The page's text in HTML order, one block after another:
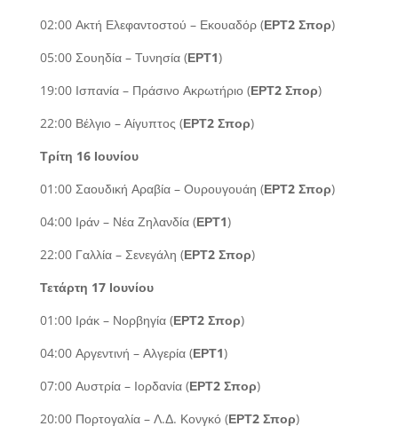
02:00 Ακτή Ελεφαντοστού – Εκουαδόρ (ΕΡΤ2 Σπορ)
05:00 Σουηδία – Τυνησία (ΕΡΤ1)
19:00 Ισπανία – Πράσινο Ακρωτήριο (ΕΡΤ2 Σπορ)
22:00 Βέλγιο – Αίγυπτος (ΕΡΤ2 Σπορ)
Τρίτη 16 Ιουνίου
01:00 Σαουδική Αραβία – Ουρουγουάη (ΕΡΤ2 Σπορ)
04:00 Ιράν – Νέα Ζηλανδία (ΕΡΤ1)
22:00 Γαλλία – Σενεγάλη (ΕΡΤ2 Σπορ)
Τετάρτη 17 Ιουνίου
01:00 Ιράκ – Νορβηγία (ΕΡΤ2 Σπορ)
04:00 Αργεντινή – Αλγερία (ΕΡΤ1)
07:00 Αυστρία – Ιορδανία (ΕΡΤ2 Σπορ)
20:00 Πορτογαλία – Λ.Δ. Κονγκό (ΕΡΤ2 Σπορ)